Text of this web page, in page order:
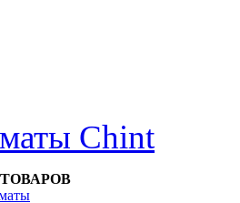
Chint